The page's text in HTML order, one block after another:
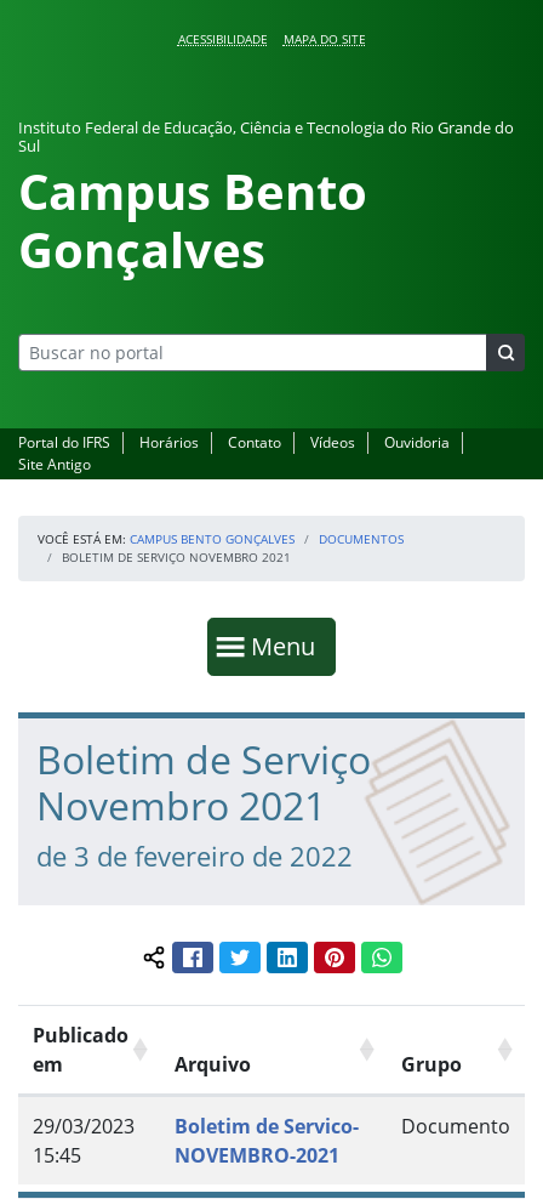
ACESSIBILIDADE MAPA DO SITE
Instituto Federal de Educação, Ciência e Tecnologia do Rio Grande do
Sul
Campus Bento
Gonçalves
Portal do IFRS Horários Contato Vídeos
Ouvidoria
Site Antigo
VOCÊ ESTÁ EM: CAMPUS BENTO GONÇALVES
DOCUMENTOS
BOLETIM DE SERVIÇO NOVEMBRO 2021
Mostrar
Menu
Fim da navegação
Início do conteúdo
Boletim de Serviço
Novembro 2021
de 3 de fevereiro de 2022
Compartilhar conteúdo:
FacebookTwitterLinkedInPinterestWhatsApp
Publicado
em
Arquivo Grupo
29/03/2023
15:45
Boletim de Servico-
NOVEMBRO-2021
Documento